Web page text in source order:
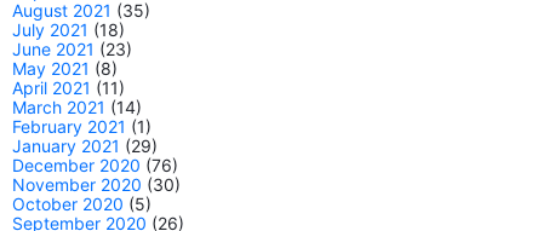
August 2021 (35)
July 2021 (18)
June 2021 (23)
May 2021 (8)
April 2021 (11)
March 2021 (14)
February 2021 (1)
January 2021 (29)
December 2020 (76)
November 2020 (30)
October 2020 (5)
September 2020 (26)